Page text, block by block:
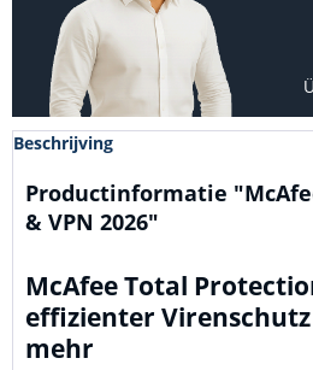
Beschrijving
Productinformatie
& VPN 2026"
McAfee Total
effizienter
mehr